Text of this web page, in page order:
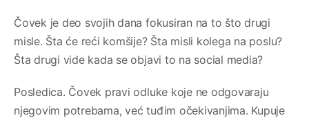
Čovek je deo svojih dana fokusiran na to što drugi
misle. Šta će reći komšije? Šta misli kolega na poslu?
Šta drugi vide kada se objavi to na social media?
Posledica. Čovek pravi odluke koje ne odgovaraju
njegovim potrebama, već tuđim očekivanjima. Kupuje